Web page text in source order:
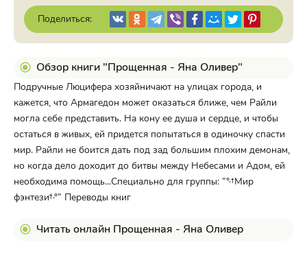
Поделиться:
Обзор книги "Прощенная - Яна Оливер"
Подручные Люцифера хозяйничают на улицах города, и
кажется, что Армагедон может оказаться ближе, чем Райли
могла себе представить. На кону ее душа и сердце, и чтобы
остаться в живых, ей придется попытаться в одиночку спасти
мир. Райли не боится дать под зад большим плохим демонам,
но когда дело доходит до битвы между Небесами и Адом, ей
необходима помощь...Cпециально для группы: ”°·†Мир
фэнтези†·°” Переводы книг
Читать онлайн Прощенная - Яна Оливер